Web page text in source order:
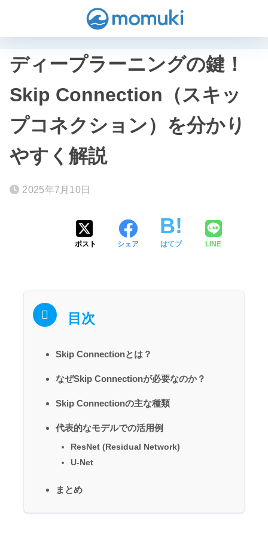
ディープラーニングの鍵！
Skip Connection（スキッ
プコネクション）を分かり
やすく解説
2025年7月10日
ポスト シェア はてブ LINE
目次
Skip Connectionとは？
なぜSkip Connectionが必要なのか？
Skip Connectionの主な種類
代表的なモデルでの活用例
ResNet (Residual Network)
U-Net
まとめ